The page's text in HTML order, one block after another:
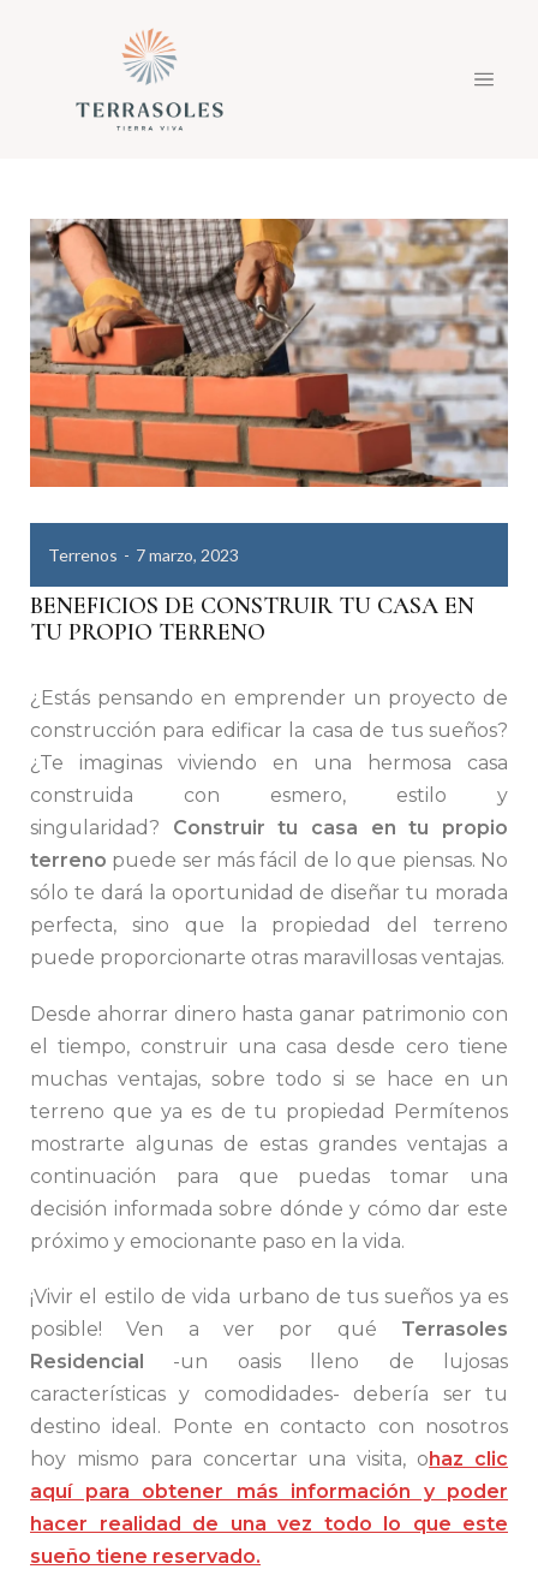
Terrenos 7 marzo, 2023
BENEFICIOS DE CONSTRUIR TU CASA EN
TU PROPIO TERRENO
¿Estás pensando en emprender un proyecto de
construcción para edificar la casa de tus sueños?
¿Te imaginas viviendo en una hermosa casa
construida con esmero, estilo y
singularidad? Construir tu casa en tu propio
terreno puede ser más fácil de lo que piensas. No
sólo te dará la oportunidad de diseñar tu morada
perfecta, sino que la propiedad del terreno
puede proporcionarte otras maravillosas ventajas.
Desde ahorrar dinero hasta ganar patrimonio con
el tiempo, construir una casa desde cero tiene
muchas ventajas, sobre todo si se hace en un
terreno que ya es de tu propiedad Permítenos
mostrarte algunas de estas grandes ventajas a
continuación para que puedas tomar una
decisión informada sobre dónde y cómo dar este
próximo y emocionante paso en la vida.
¡Vivir el estilo de vida urbano de tus sueños ya es
posible! Ven a ver por qué Terrasoles
Residencial -un oasis lleno de lujosas
características y comodidades- debería ser tu
destino ideal. Ponte en contacto con nosotros
hoy mismo para concertar una visita, ohaz clic
aquí para obtener más información y poder
hacer realidad de una vez todo lo que este
sueño tiene reservado.